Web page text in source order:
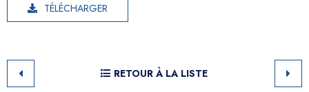
TÉLÉCHARGER
RETOUR À LA LISTE